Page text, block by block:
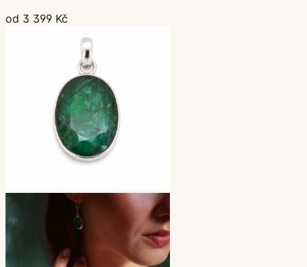
od 3 399 Kč